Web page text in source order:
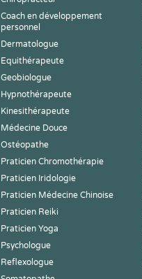
Coach en développement
personnel
Dermatologue
Equithérapeute
Geobiologue
Hypnothérapeute
Kinesithérapeute
Médecine Douce
Ostéopathe
Praticien Chromothérapie
Praticien Iridologie
Praticien Médecine Chinoise
Praticien Reiki
Praticien Yoga
Psychologue
Reflexologue